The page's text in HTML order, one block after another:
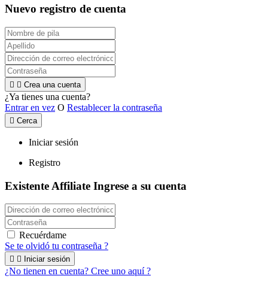
Nuevo registro de cuenta
  Crea una cuenta
¿Ya tienes una cuenta?
Entrar en vez O Restablecer la contraseña
 Cerca
Iniciar sesión
Registro
Existente Affiliate Ingrese a su cuenta
Recuérdame
Se te olvidó tu contraseña ?
  Iniciar sesión
¿No tienen en cuenta? Cree uno aquí ?